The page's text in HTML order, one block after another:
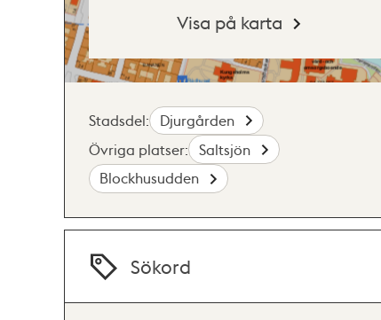
Visa på karta
Stadsdel:
Djurgården
Övriga platser:
Saltsjön
Blockhusudden
Sökord